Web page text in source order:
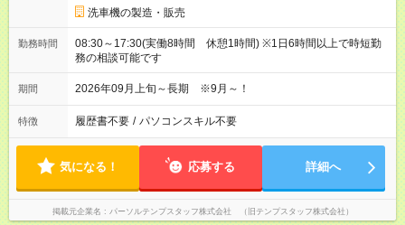
洗車機の製造・販売
勤務時間
08:30～17:30(実働8時間 休憩1時間) ※1日6時間以上で時短勤
務の相談可能です
期間 2026年09月上旬～長期 ※9月～！
特徴 履歴書不要 / パソコンスキル不要
気になる！ 応募する 詳細へ
掲載元企業名 パーソルテンプスタッフ株式会社 （旧テンプスタッフ株式会社）